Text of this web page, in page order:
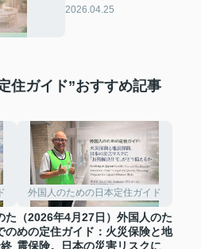
Warm Forever Homes:
2026.04.25
住ガイド”おすすめ記事
た
の
外国人のための日本定住ガイド
（2026年4月27日）外国人のた
めの定住ガイド：火災保険と地
震保険。日本の災害リスクに